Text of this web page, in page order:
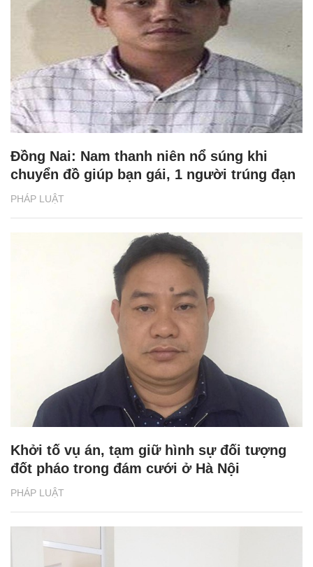
PHÁP LUẬT
Đồng Nai: Nam thanh niên nổ súng khi
chuyển đồ giúp bạn gái, 1 người trúng đạn
PHÁP LUẬT
Khởi tố vụ án, tạm giữ hình sự đối tượng
đốt pháo trong đám cưới ở Hà Nội